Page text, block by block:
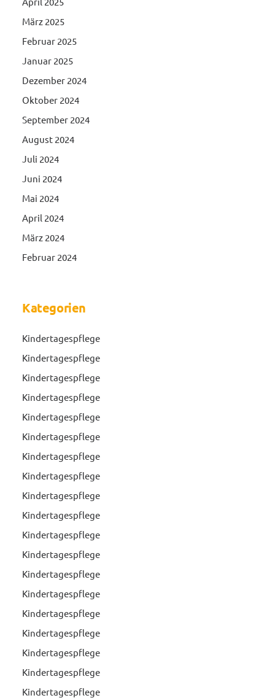
März 2025
Februar 2025
Januar 2025
Dezember 2024
Oktober 2024
September 2024
August 2024
Juli 2024
Juni 2024
Mai 2024
April 2024
März 2024
Februar 2024
Kategorien
Kindertagespflege
Kindertagespflege
Kindertagespflege
Kindertagespflege
Kindertagespflege
Kindertagespflege
Kindertagespflege
Kindertagespflege
Kindertagespflege
Kindertagespflege
Kindertagespflege
Kindertagespflege
Kindertagespflege
Kindertagespflege
Kindertagespflege
Kindertagespflege
Kindertagespflege
Kindertagespflege
Kindertagespflege